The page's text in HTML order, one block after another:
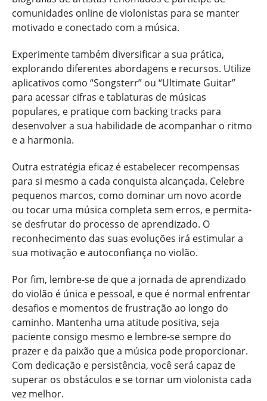
comunidades online de violonistas para se manter
motivado e conectado com a música.
Experimente também diversificar a sua prática,
explorando diferentes abordagens e recursos. Utilize
aplicativos como “Songsterr” ou “Ultimate Guitar”
para acessar cifras e tablaturas de músicas
populares, e pratique com backing tracks para
desenvolver a sua habilidade de acompanhar o ritmo
e a harmonia.
Outra estratégia eficaz é estabelecer recompensas
para si mesmo a cada conquista alcançada. Celebre
pequenos marcos, como dominar um novo acorde
ou tocar uma música completa sem erros, e permita-
se desfrutar do processo de aprendizado. O
reconhecimento das suas evoluções irá estimular a
sua motivação e autoconfiança no violão.
Por fim, lembre-se de que a jornada de aprendizado
do violão é única e pessoal, e que é normal enfrentar
desafios e momentos de frustração ao longo do
caminho. Mantenha uma atitude positiva, seja
paciente consigo mesmo e lembre-se sempre do
prazer e da paixão que a música pode proporcionar.
Com dedicação e persistência, você será capaz de
superar os obstáculos e se tornar um violonista cada
vez melhor.